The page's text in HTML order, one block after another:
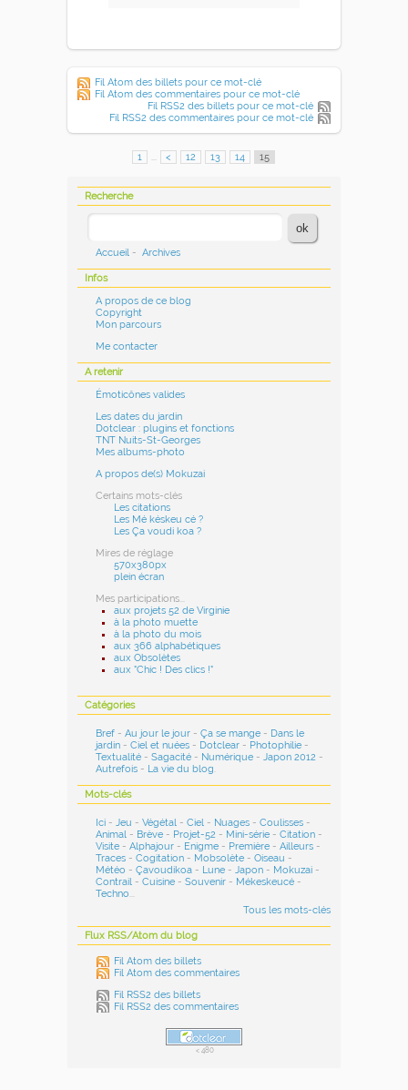
Fil Atom des billets pour ce mot-clé
Fil Atom des commentaires pour ce mot-clé
Fil RSS2 des billets pour ce mot-clé
Fil RSS2 des commentaires pour ce mot-clé
1 ... < 12 13 14 15
Recherche
Accueil - Archives
Infos
A propos de ce blog
Copyright
Mon parcours
Me contacter
A retenir
Émoticônes valides
Les dates du jardin
Dotclear : plugins et fonctions
TNT Nuits-St-Georges
Mes albums-photo
A propos de(s) Mokuzai
Certains mots-clés
Les citations
Les Mé késkeu cé ?
Les Ça voudi koa ?
Mires de réglage
570x380px
plein écran
Mes participations...
aux projets 52 de Virginie
à la photo muette
à la photo du mois
aux 366 alphabétiques
aux Obsolètes
aux "Chic ! Des clics !"
Catégories
Bref -Au jour le jour -Ça se mange - Dans le
jardin -Ciel et nuées - Dotclear - Photophilie -
Textualité -Sagacité - Numérique -Japon 2012 -
Autrefois - La vie du blog.
Mots-clés
Ici - Jeu -Végétal -Ciel - Nuages -Coulisses -
Animal - Brève - Projet-52 - Mini-série -Citation -
Visite -Alphajour - Enigme - Première -Ailleurs -
Traces -Cogitation - Mobsolète -Oiseau -
Météo -Çavoudikoa - Lune - Japon - Mokuzai -
Contrail -Cuisine -Souvenir - Mékeskeucé -
Techno
Tous les mots-clés
Flux RSS/Atom du blog
Fil Atom des billets
Fil Atom des commentaires
Fil RSS2 des billets
Fil RSS2 des commentaires